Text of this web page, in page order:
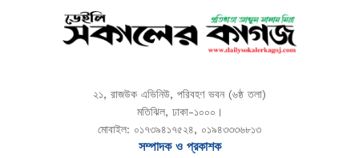
২১, রাজউক এভিনিউ, পরিবহণ ভবন (৬ষ্ঠ তলা)
মতিঝিল, ঢাকা-১০০০।
মোবাইল: ০১৭৩৯৪১৭৫২৪, ০১৯৪৩৩৩৬৮১৩
সম্পাদক ও প্রকাশক